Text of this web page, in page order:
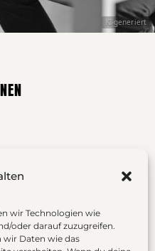
wir Technologien wie
oder darauf zuzugreifen.
wir Daten wie das
KI-generiert